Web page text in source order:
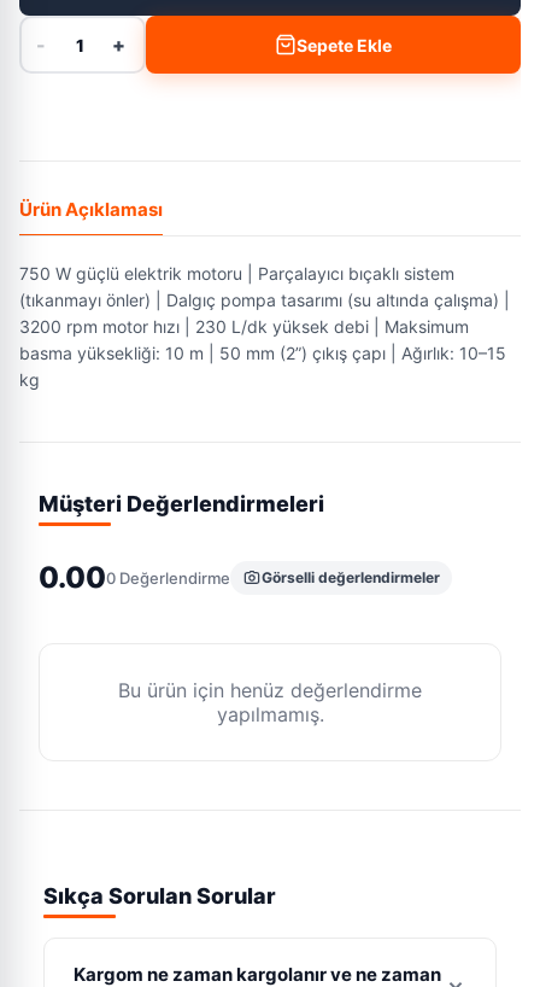
Ürün Açıklaması
750 W güçlü elektrik motoru | Parçalayıcı bıçaklı sistem
(tıkanmayı önler) | Dalgıç pompa tasarımı (su altında çalışma) |
3200 rpm motor hızı | 230 L/dk yüksek debi | Maksimum
basma yüksekliği: 10 m | 50 mm (2”) çıkış çapı | Ağırlık: 10–15
kg
- 1 + Sepete Ekle
Müşteri Değerlendirmeleri
0.000 Değerlendirme Görselli değerlendirmeler
Bu ürün için henüz değerlendirme
yapılmamış.
Sıkça Sorulan Sorular
Kargom ne zaman kargolanır ve ne zaman